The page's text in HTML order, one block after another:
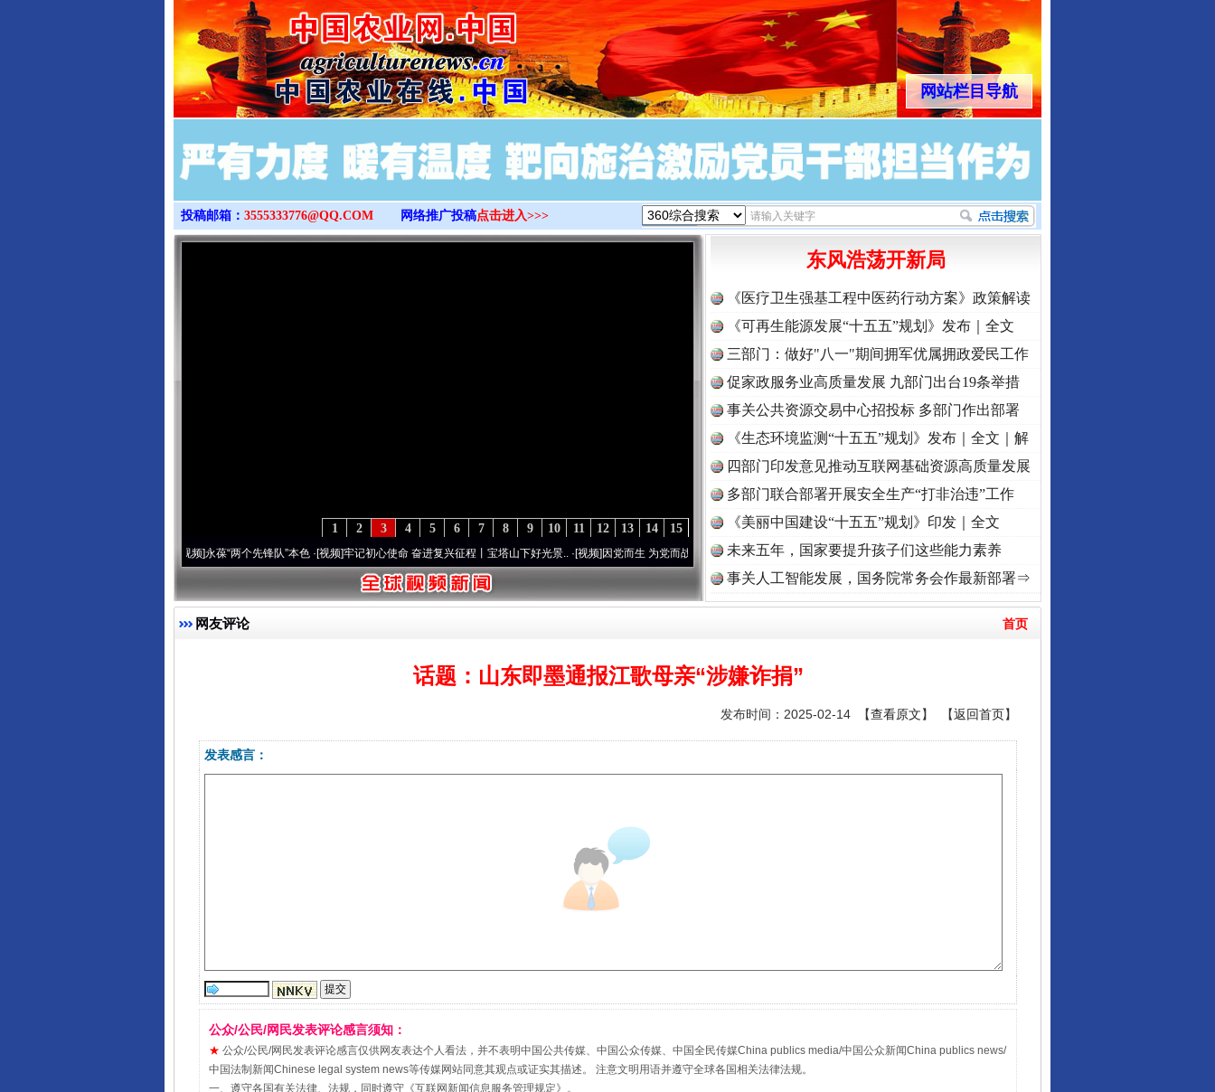
>
网站栏目导航
投稿邮箱： 3555333776@QQ.COM 网络推广投稿点击进入>>>
15
14
13
12
11
10
9
8
7
6
5
4
3
2
1
永葆“两个先锋队”本色·[视频]牢记初心使命 奋进复兴征程丨宝塔山下好光景..·[视频]因党而生 为党而战——百年“纪”事⑧加强纪律.. ·[视频]牢记初心使命 奋进复兴征程丨“转折之城”激荡..
东风浩荡开新局
《医疗卫生强基工程中医药行动方案》政策解读
《可再生能源发展“十五五”规划》发布｜全文
三部门：做好"八一"期间拥军优属拥政爱民工作
促家政服务业高质量发展 九部门出台19条举措
事关公共资源交易中心招投标 多部门作出部署
《生态环境监测“十五五”规划》发布｜全文｜解
读
四部门印发意见推动互联网基础资源高质量发展
多部门联合部署开展安全生产“打非治违”工作
《美丽中国建设“十五五”规划》印发｜全文
未来五年，国家要提升孩子们这些能力素养
事关人工智能发展，国务院常务会作最新部署⇒
网友评论 首页
话题：山东即墨通报江歌母亲“涉嫌诈捐”
发布时间：2025-02-14 【查看原文】 【返回首页】
发表感言：
公众/公民/网民发表评论感言须知：
★ 公众/公民/网民发表评论感言仅供网友表达个人看法，并不表明中国公共传媒、中国公众传媒、中国全民传媒China publics media/中国公众新闻China publics news/
中国法制新闻Chinese legal system news等传媒网站同意其观点或证实其描述。 注意文明用语并遵守全球各国相关法律法规。
一、遵守各国有关法律、法规，同时遵守《互联网新闻信息服务管理规定》。